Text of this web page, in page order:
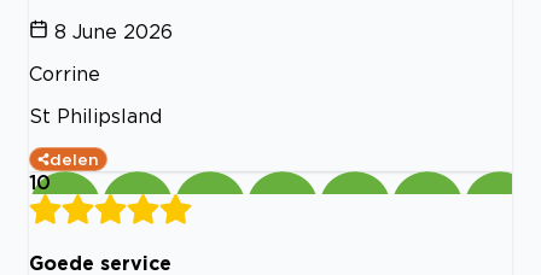
8 June 2026
Corrine
St Philipsland
delen
10
Goede service